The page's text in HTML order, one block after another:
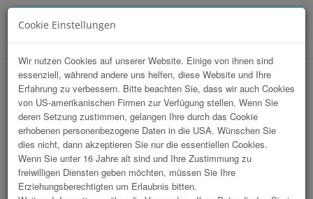
hr-lounge Ost zu Gast bei WU
Wirtschaftsuniversität Wien
Cookie Einstellungen
Wir nutzen Cookies auf unserer Website. Einige von ihnen sind
essenziell, während andere uns helfen, diese Website und Ihre
Erfahrung zu verbessern. Bitte beachten Sie, dass wir auch Cookies
von US-amerikanischen Firmen zur Verfügung stellen. Wenn Sie
deren Setzung zustimmen, gelangen Ihre durch das Cookie
erhobenen personenbezogene Daten in die USA. Wünschen Sie
dies nicht, dann akzeptieren Sie nur die essentiellen Cookies.
Wenn Sie unter 16 Jahre alt sind und Ihre Zustimmung zu
freiwilligen Diensten geben möchten, müssen Sie Ihre
Erziehungsberechtigten um Erlaubnis bitten.